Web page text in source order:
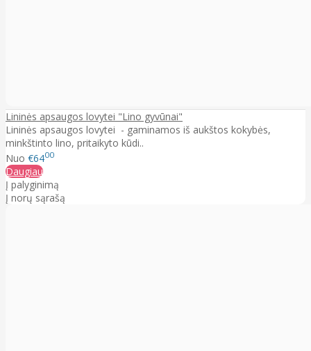
Lininės apsaugos lovytei "Lino gyvūnai"
Lininės apsaugos lovytei - gaminamos iš aukštos kokybės,
minkštinto lino, pritaikyto kūdi..
Nuo €6400
Daugiau
Į palyginimą
Į norų sąrašą